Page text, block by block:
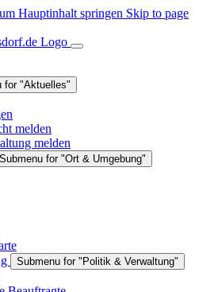
Hauptinhalt springen Skip to page
for "Aktuelles"
melden
melden
Submenu for "Ort & Umgebung"
Submenu for "Politik & Verwaltung"